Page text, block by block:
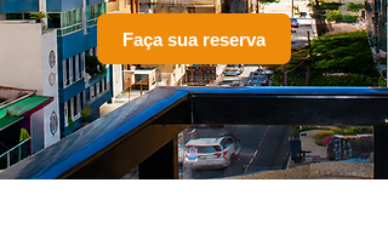
Faça sua reserva